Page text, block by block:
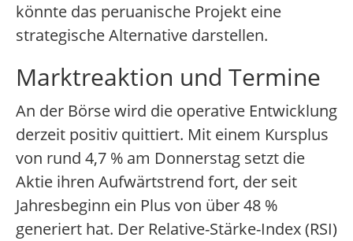
könnte das peruanische Projekt eine
strategische Alternative darstellen.
Marktreaktion und Termine
An der Börse wird die operative Entwicklung
derzeit positiv quittiert. Mit einem Kursplus
von rund 4,7 % am Donnerstag setzt die
Aktie ihren Aufwärtstrend fort, der seit
Jahresbeginn ein Plus von über 48 %
generiert hat. Der Relative-Stärke-Index (RSI)